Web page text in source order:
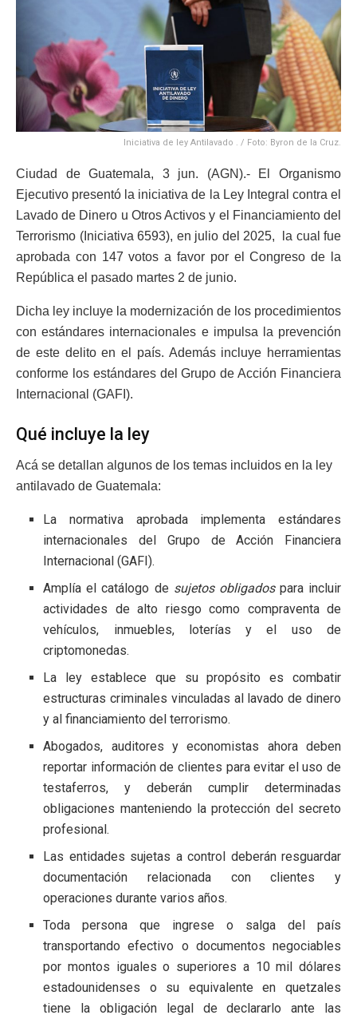
Iniciativa de ley Antilavado . / Foto: Byron de la Cruz.
Ciudad de Guatemala, 3 jun. (AGN).- El Organismo
Ejecutivo presentó la iniciativa de la Ley Integral contra el
Lavado de Dinero u Otros Activos y el Financiamiento del
Terrorismo (Iniciativa 6593), en julio del 2025, la cual fue
aprobada con 147 votos a favor por el Congreso de la
República el pasado martes 2 de junio.
Dicha ley incluye la modernización de los procedimientos
con estándares internacionales e impulsa la prevención
de este delito en el país. Además incluye herramientas
conforme los estándares del Grupo de Acción Financiera
Internacional (GAFI).
Qué incluye la ley
Acá se detallan algunos de los temas incluidos en la ley
antilavado de Guatemala:
La normativa aprobada implementa estándares
internacionales del Grupo de Acción Financiera
Internacional (GAFI).
Amplía el catálogo de sujetos obligadospara incluir
actividades de alto riesgo como compraventa de
vehículos, inmuebles, loterías y el uso de
criptomonedas.
La ley establece que su propósito es combatir
estructuras criminales vinculadas al lavado de dinero
y al financiamiento del terrorismo.
Abogados, auditores y economistas ahora deben
reportar información de clientes para evitar el uso de
testaferros, y deberán cumplir determinadas
obligaciones manteniendo la protección del secreto
profesional.
Las entidades sujetas a control deberán resguardar
documentación relacionada con clientes y
operaciones durante varios años.
Toda persona que ingrese o salga del país
transportando efectivo o documentos negociables
por montos iguales o superiores a 10 mil dólares
estadounidenses o su equivalente en quetzales
tiene la obligación legal de declararlo ante las